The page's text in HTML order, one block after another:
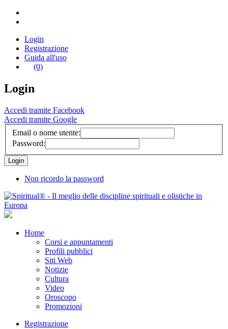
Login
Registrazione
Guida all'uso
(0)
Login
Accedi tramite Facebook
Accedi tramite Google
Email o nome utente:
Password:
Non ricordo la password
Home
Corsi e appuntamenti
Profili pubblici
Siti Web
Notizie
Cultura
Video
Oroscopo
Promozioni
Registrazione